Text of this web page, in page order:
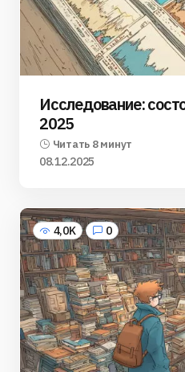
Исследование:
2025
Читать 8 минут
08.12.2025
4,0K 0